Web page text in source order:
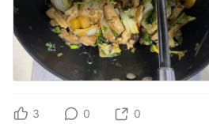
3 0 0